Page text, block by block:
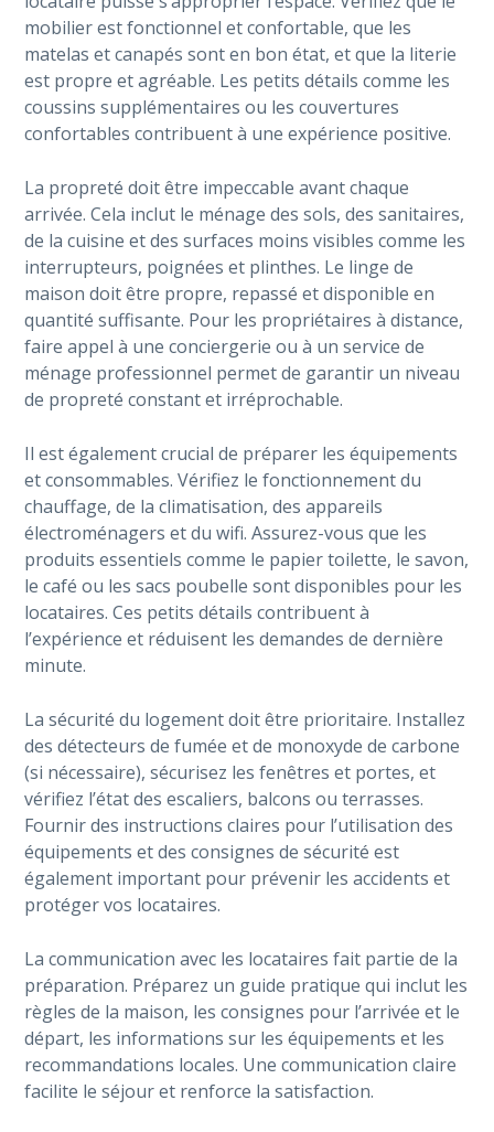
mobilier est fonctionnel et confortable, que les
matelas et canapés sont en bon état, et que la literie
est propre et agréable. Les petits détails comme les
coussins supplémentaires ou les couvertures
confortables contribuent à une expérience positive.
La propreté doit être impeccable avant chaque
arrivée. Cela inclut le ménage des sols, des sanitaires,
de la cuisine et des surfaces moins visibles comme les
interrupteurs, poignées et plinthes. Le linge de
maison doit être propre, repassé et disponible en
quantité suffisante. Pour les propriétaires à distance,
faire appel à une conciergerie ou à un service de
ménage professionnel permet de garantir un niveau
de propreté constant et irréprochable.
Il est également crucial de préparer les équipements
et consommables. Vérifiez le fonctionnement du
chauffage, de la climatisation, des appareils
électroménagers et du wifi. Assurez-vous que les
produits essentiels comme le papier toilette, le savon,
le café ou les sacs poubelle sont disponibles pour les
locataires. Ces petits détails contribuent à
l’expérience et réduisent les demandes de dernière
minute.
La sécurité du logement doit être prioritaire. Installez
des détecteurs de fumée et de monoxyde de carbone
(si nécessaire), sécurisez les fenêtres et portes, et
vérifiez l’état des escaliers, balcons ou terrasses.
Fournir des instructions claires pour l’utilisation des
équipements et des consignes de sécurité est
également important pour prévenir les accidents et
protéger vos locataires.
La communication avec les locataires fait partie de la
préparation. Préparez un guide pratique qui inclut les
règles de la maison, les consignes pour l’arrivée et le
départ, les informations sur les équipements et les
recommandations locales. Une communication claire
facilite le séjour et renforce la satisfaction.